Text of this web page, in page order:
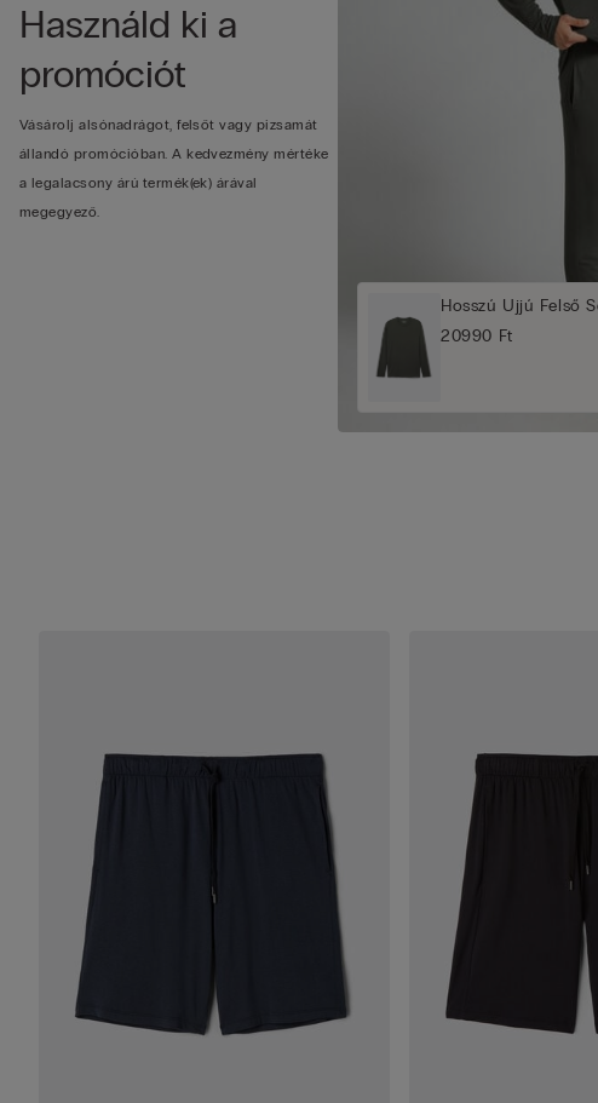
Használd ki a
promóciót
Vásárolj alsónadrágot, felsőt vagy pizsamát
állandó promócióban. A kedvezmény mértéke
a legalacsony árú termék(ek) árával
megegyező.
Hosszú Ujjú Felső
20990 Ft